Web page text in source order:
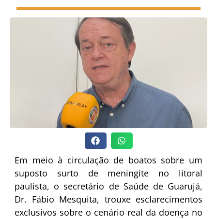
Em meio à circulação de boatos sobre um
suposto surto de meningite no litoral
paulista, o secretário de Saúde de Guarujá,
Dr. Fábio Mesquita, trouxe esclarecimentos
exclusivos sobre o cenário real da doença no